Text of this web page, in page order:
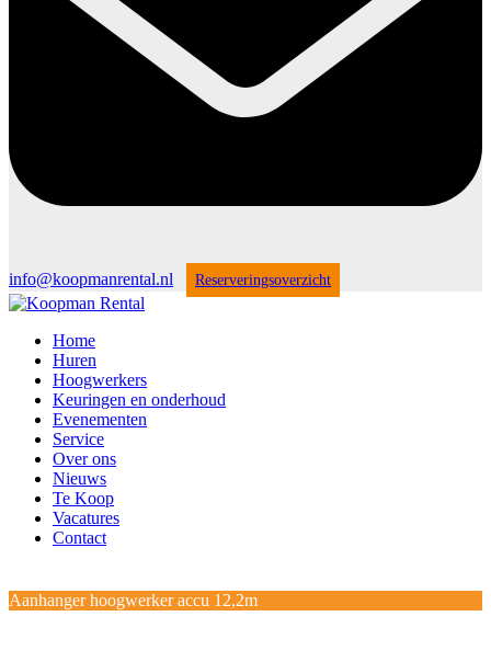
info@koopmanrental.nl Reserveringsoverzicht
Home
Huren
Hoogwerkers
Keuringen en onderhoud
Evenementen
Service
Over ons
Nieuws
Te Koop
Vacatures
Contact
mobile
menu
mobile
menu
Winkelwagen
Aanhanger hoogwerker accu 12,2m